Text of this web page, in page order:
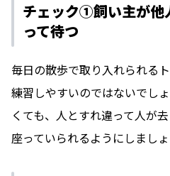
チェック①飼い主が他
って待つ
毎日の散歩で取り入れられる
練習しやすいのではないでし
くても、人とすれ違って人が
座っていられるようにしましょ